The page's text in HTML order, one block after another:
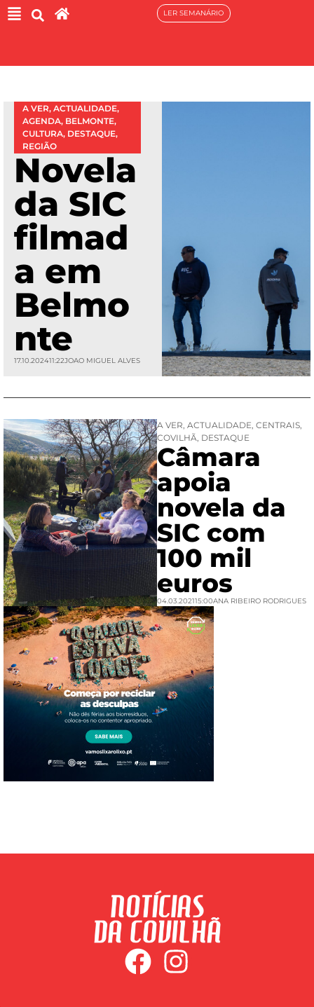
LER SEMANÁRIO
A VER, ACTUALIDADE,
AGENDA, BELMONTE,
CULTURA, DESTAQUE,
REGIÃO
Novela
da SIC
filmad
a em
Belmo
nte
17.10.202411:22JOAO MIGUEL ALVES
A VER, ACTUALIDADE, CENTRAIS,
COVILHÃ, DESTAQUE
Câmara
apoia
novela da
SIC com
100 mil
euros
04.03.202115:00ANA RIBEIRO RODRIGUES